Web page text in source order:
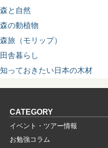
森と自然
森の動植物
森旅（モリップ）
田舎暮らし
知っておきたい日本の木材
CATEGORY
イベント・ツアー情報
お勉強コラム